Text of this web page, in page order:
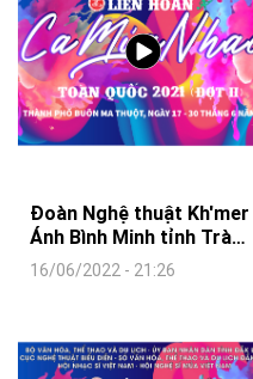
Đoàn Nghệ thuật Kh'mer
Ánh Bình Minh tỉnh Trà
Vinh tham gia LH CMN
toàn quốc 2021 (Đợt 2)
16/06/2022 - 21:26